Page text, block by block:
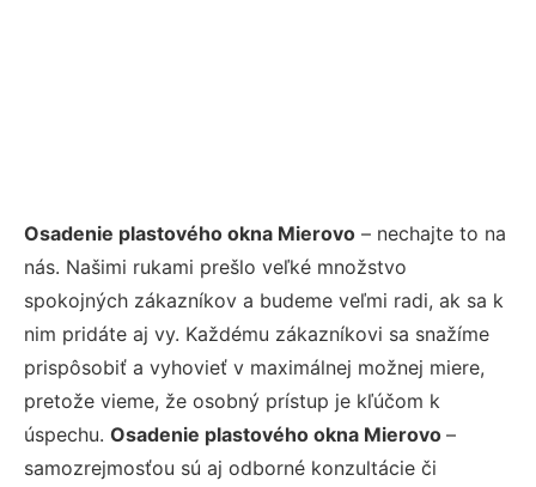
Osadenie plastového okna Mierovo – nechajte to na
nás. Našimi rukami prešlo veľké množstvo
spokojných zákazníkov a budeme veľmi radi, ak sa k
nim pridáte aj vy. Každému zákazníkovi sa snažíme
prispôsobiť a vyhovieť v maximálnej možnej miere,
pretože vieme, že osobný prístup je kľúčom k
úspechu. Osadenie plastového okna Mierovo –
samozrejmosťou sú aj odborné konzultácie či